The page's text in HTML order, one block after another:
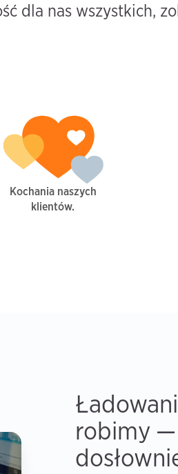
dla nas wszystkich,
Kochania naszych
klientów.
robimy —